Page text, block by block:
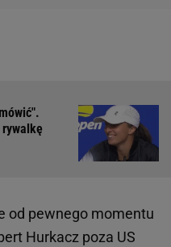
od pewnego momentu
Hurkacz poza US